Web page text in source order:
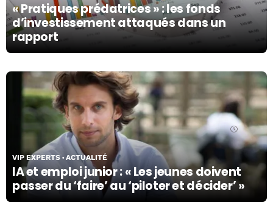
« Pratiques prédatrices » : les fonds
d’investissement attaqués dans un
rapport
IA et emploi junior : « Les jeunes doivent
passer du ‘faire’ au ‘piloter et décider’ »
VIP EXPERTS ACTUALITÉ
11/06/26